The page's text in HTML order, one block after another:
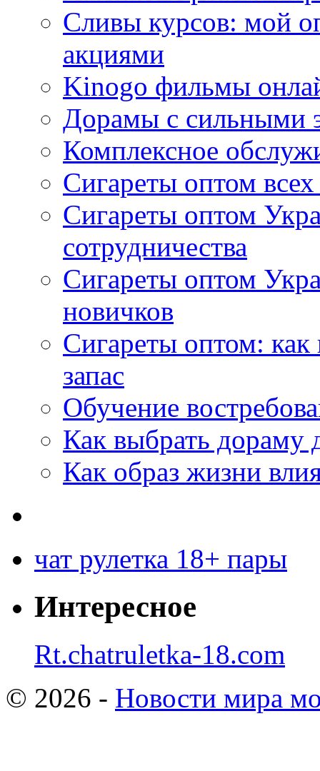
Сливы курсов: мой
акциями
Kinogo фильмы
Дорамы с сильными
Комплексное
Сигареты оптом
Сигареты оптом
сотрудничества
Сигареты оптом
новичков
Сигареты оптом:
запас
Обучение
Как выбрать дораму
Как образ жизни
чат рулетка 18+ пары
Интересное
Rt.chatruletka-18.com
© 2026 - Новости мира